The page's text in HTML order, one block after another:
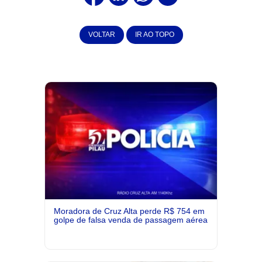
VOLTAR IR AO TOPO
Moradora de Cruz Alta perde R$ 754 em
golpe de falsa venda de passagem aérea